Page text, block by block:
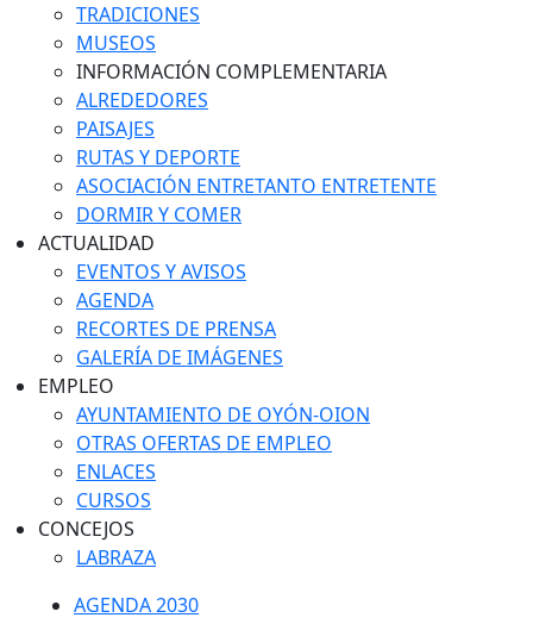
TRADICIONES
MUSEOS
INFORMACIÓN COMPLEMENTARIA
ALREDEDORES
PAISAJES
RUTAS Y DEPORTE
ASOCIACIÓN ENTRETANTO ENTRETENTE
DORMIR Y COMER
ACTUALIDAD
EVENTOS Y AVISOS
AGENDA
RECORTES DE PRENSA
GALERÍA DE IMÁGENES
EMPLEO
AYUNTAMIENTO DE OYÓN-OION
OTRAS OFERTAS DE EMPLEO
ENLACES
CURSOS
CONCEJOS
LABRAZA
AGENDA 2030